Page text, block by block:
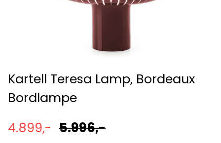
Kartell Teresa Lamp, Bordeaux
Bordlampe
4.899,- 5.996,-